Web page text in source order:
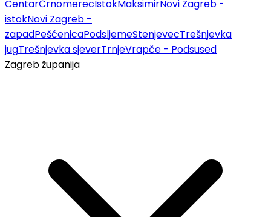
CentarČrnomerecIstokMaksimirNovi Zagreb -
istokNovi Zagreb -
zapadPešćenicaPodsljemeStenjevecTrešnjevka
jugTrešnjevka sjeverTrnjeVrapče - Podsused
Zagreb županija